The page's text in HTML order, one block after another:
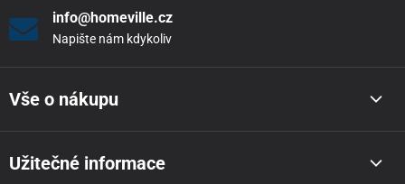
info@homeville.cz
Napište nám kdykoliv
Vše o nákupu
Užitečné informace